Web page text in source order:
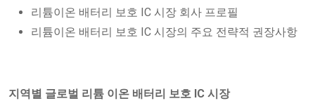
리튬이온 배터리 보호 IC 시장 회사 프로필
리튬이온 배터리 보호 IC 시장의 주요 전략적 권장사항
지역별 글로벌 리튬 이온 배터리 보호 IC 시장